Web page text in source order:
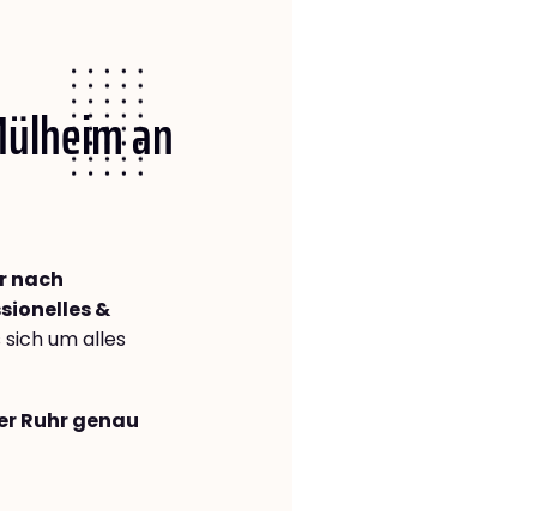
an
nach
&
sich um alles
Ruhr genau